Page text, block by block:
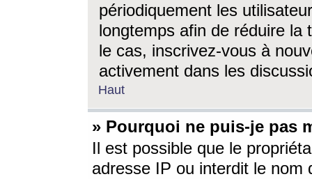
périodiquement les
longtemps afin de réduire la
le cas, inscrivez-vous à
activement dans les
Haut
» Pourquoi ne puis-je pas
Il est possible que le
adresse IP ou interdit le nom